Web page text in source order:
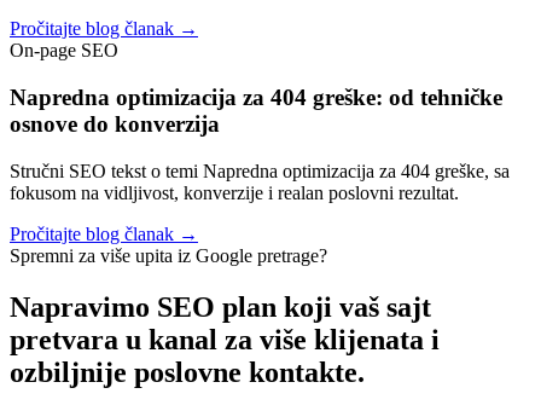
Pročitajte blog članak →
On-page SEO
Napredna optimizacija za 404 greške: od tehničke
osnove do konverzija
Stručni SEO tekst o temi Napredna optimizacija za 404 greške, sa
fokusom na vidljivost, konverzije i realan poslovni rezultat.
Pročitajte blog članak →
Spremni za više upita iz Google pretrage?
Napravimo SEO plan koji vaš sajt
pretvara u kanal za više klijenata i
ozbiljnije poslovne kontakte.